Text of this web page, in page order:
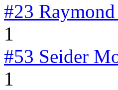
#23
1
#53 Seider
1